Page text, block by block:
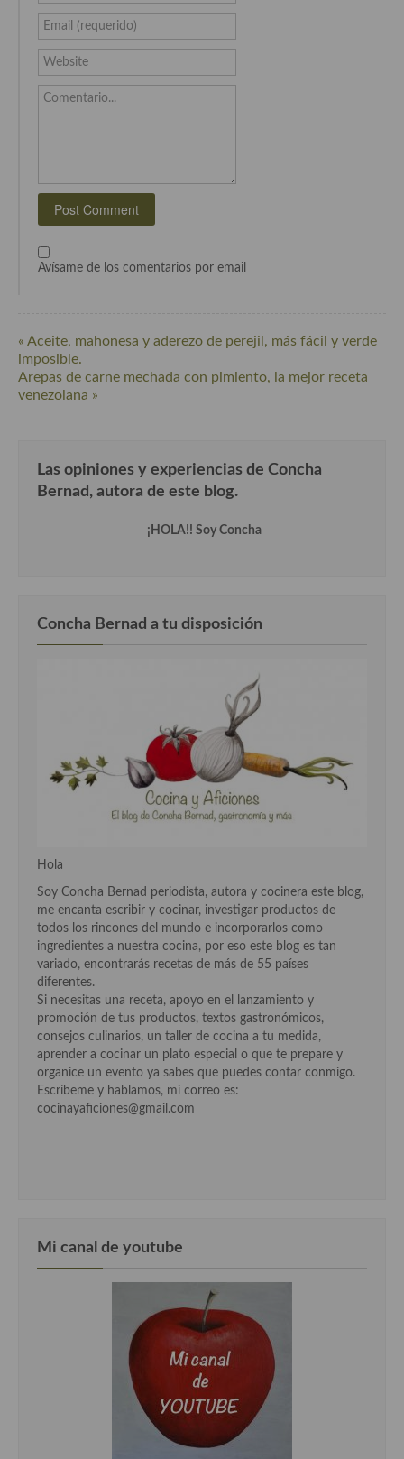
Cocina Eslovena
Cocina Francesa
Cocina Griega
Cocina Irlanda
Cocina Italiana
Cocina Luxemburgo
Cocina Rusa
Cocina Turca
Email (requerido)
Website
Comentario...
Avísame de los comentarios por email
« Aceite, mahonesa y aderezo de perejil, más fácil y verde
imposible.
Arepas de carne mechada con pimiento, la mejor receta
venezolana »
Las opiniones y experiencias de Concha
Bernad, autora de este blog.
¡HOLA!! Soy Concha
Concha Bernad a tu disposición
Hola
Soy Concha Bernad periodista, autora y cocinera este blog,
me encanta escribir y cocinar, investigar productos de
todos los rincones del mundo e incorporarlos como
ingredientes a nuestra cocina, por eso este blog es tan
variado, encontrarás recetas de más de 55 países
diferentes.
Si necesitas una receta, apoyo en el lanzamiento y
promoción de tus productos, textos gastronómicos,
consejos culinarios, un taller de cocina a tu medida,
aprender a cocinar un plato especial o que te prepare y
organice un evento ya sabes que puedes contar conmigo.
Escríbeme y hablamos, mi correo es:
cocinayaficiones@gmail.com
Mi canal de youtube